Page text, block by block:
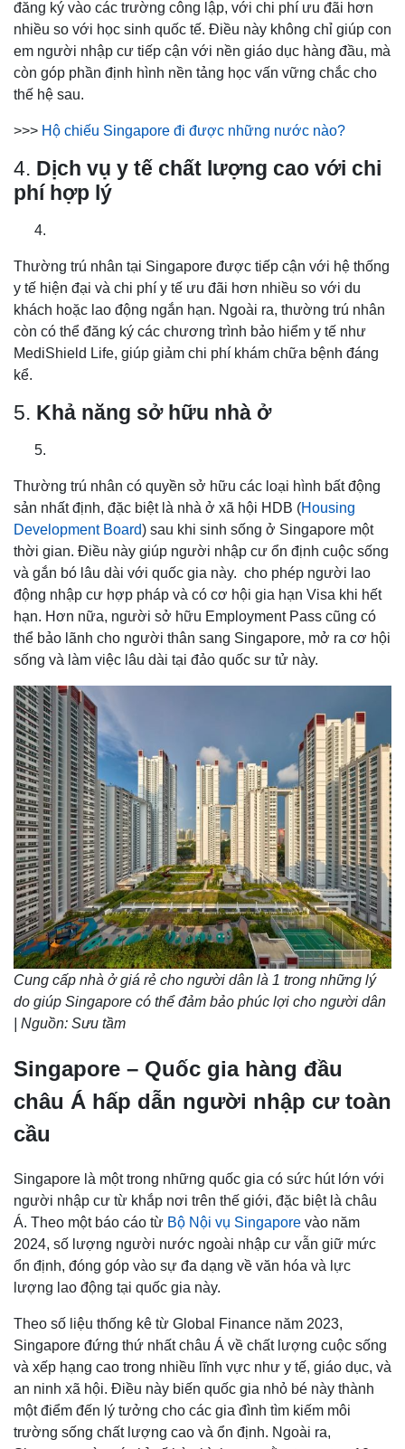
đăng ký vào các trường công lập, với chi phí ưu đãi hơn
nhiều so với học sinh quốc tế. Điều này không chỉ giúp con
em người nhập cư tiếp cận với nền giáo dục hàng đầu, mà
còn góp phần định hình nền tảng học vấn vững chắc cho
thế hệ sau.
>>> Hộ chiếu Singapore đi được những nước nào?
4. Dịch vụ y tế chất lượng cao với chi
phí hợp lý
Thường trú nhân tại Singapore được tiếp cận với hệ thống
y tế hiện đại và chi phí y tế ưu đãi hơn nhiều so với du
khách hoặc lao động ngắn hạn. Ngoài ra, thường trú nhân
còn có thể đăng ký các chương trình bảo hiểm y tế như
MediShield Life, giúp giảm chi phí khám chữa bệnh đáng
kể.
5. Khả năng sở hữu nhà ở
Thường trú nhân có quyền sở hữu các loại hình bất động
sản nhất định, đặc biệt là nhà ở xã hội HDB (Housing
Development Board) sau khi sinh sống ở Singapore một
thời gian. Điều này giúp người nhập cư ổn định cuộc sống
và gắn bó lâu dài với quốc gia này. cho phép người lao
động nhập cư hợp pháp và có cơ hội gia hạn Visa khi hết
hạn. Hơn nữa, người sở hữu Employment Pass cũng có
thể bảo lãnh cho người thân sang Singapore, mở ra cơ hội
sống và làm việc lâu dài tại đảo quốc sư tử này.
Cung cấp nhà ở giá rẻ cho người dân là 1 trong những lý
do giúp Singapore có thể đảm bảo phúc lợi cho người dân
| Nguồn: Sưu tầm
Singapore – Quốc gia hàng đầu
châu Á hấp dẫn người nhập cư toàn
cầu
Singapore là một trong những quốc gia có sức hút lớn với
người nhập cư từ khắp nơi trên thế giới, đặc biệt là châu
Á. Theo một báo cáo từ Bộ Nội vụ Singapore vào năm
2024, số lượng người nước ngoài nhập cư vẫn giữ mức
ổn định, đóng góp vào sự đa dạng về văn hóa và lực
lượng lao động tại quốc gia này.
Theo số liệu thống kê từ Global Finance năm 2023,
Singapore đứng thứ nhất châu Á về chất lượng cuộc sống
và xếp hạng cao trong nhiều lĩnh vực như y tế, giáo dục, và
an ninh xã hội. Điều này biến quốc gia nhỏ bé này thành
một điểm đến lý tưởng cho các gia đình tìm kiếm môi
trường sống chất lượng cao và ổn định. Ngoài ra,